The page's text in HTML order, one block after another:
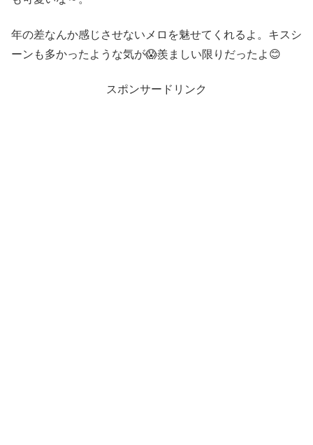
年の差なんか感じさせないメロを魅せてくれるよ。キスシ
ーンも多かったような気が😱羨ましい限りだったよ😊
スポンサードリンク